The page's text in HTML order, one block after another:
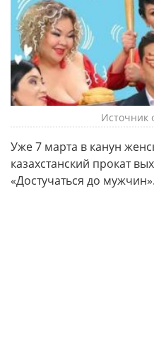
Источник
Уже 7 марта в канун
казахстанский прокат
«Достучаться до мужчин».